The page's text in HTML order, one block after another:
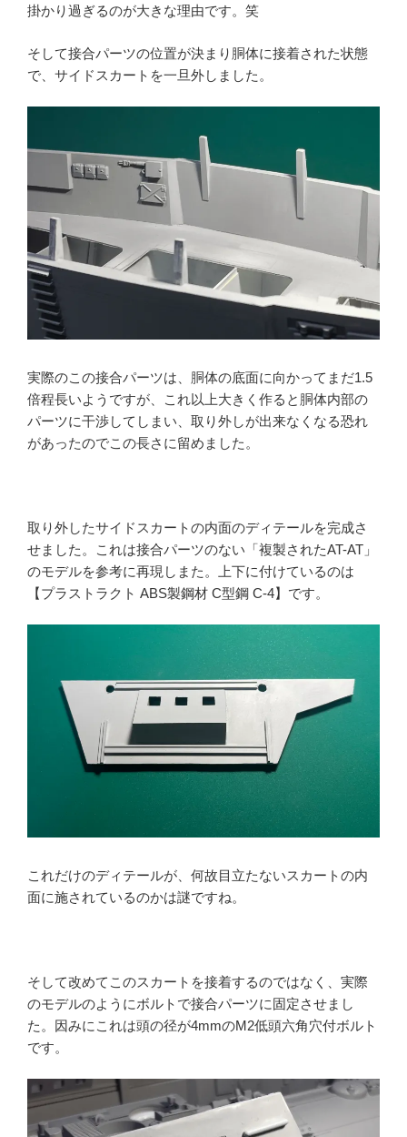
掛かり過ぎるのが大きな理由です。笑
そして接合パーツの位置が決まり胴体に接着された状態
で、サイドスカートを一旦外しました。
実際のこの接合パーツは、胴体の底面に向かってまだ1.5
倍程長いようですが、これ以上大きく作ると胴体内部の
パーツに干渉してしまい、取り外しが出来なくなる恐れ
があったのでこの長さに留めました。
取り外したサイドスカートの内面のディテールを完成さ
せました。これは接合パーツのない「複製されたAT-AT」
のモデルを参考に再現しまた。上下に付けているのは
【プラストラクト ABS製鋼材 C型鋼 C-4】です。
これだけのディテールが、何故目立たないスカートの内
面に施されているのかは謎ですね。
そして改めてこのスカートを接着するのではなく、実際
のモデルのようにボルトで接合パーツに固定させまし
た。因みにこれは頭の径が4mmのM2低頭六角穴付ボルト
です。